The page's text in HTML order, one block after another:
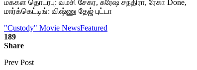
மக்கள் தொடர்பு: வம்சி சேகர், சுரேஷ் சந்திரா, ரேகா Done,
மார்க்கெட்டிங்: விஷ்ணு தேஜ் புட்டா
"Custody" Movie NewsFeatured
189
Share
Prev Post